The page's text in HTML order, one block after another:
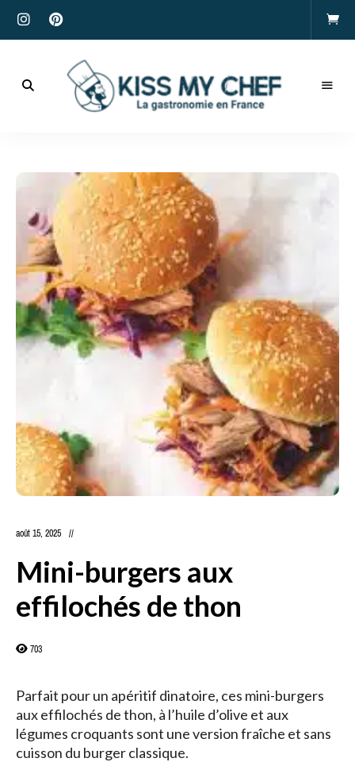
My
Chef
août 15, 2025
Mini-burgers aux
effilochés de thon
703
Parfait pour un apéritif dinatoire, ces mini-burgers
aux effilochés de thon, à l’huile d’olive et aux
légumes croquants sont une version fraîche et sans
cuisson du burger classique.